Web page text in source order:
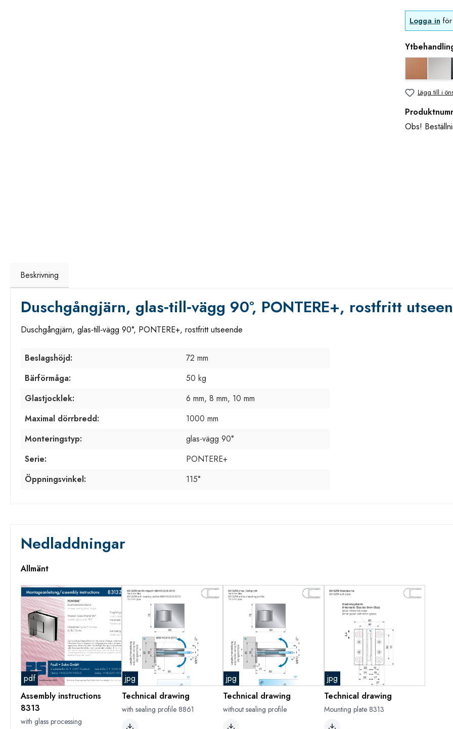
Logga in
Lägg till i
Obs!
Beskrivning
Duschgångjärn, glas‑till‑vägg 90°, PONTERE+, rostfritt
Duschgångjärn, glas‑till‑vägg 90°, PONTERE+, rostfritt utseende
Beslagshöjd:
72 mm
Bärförmåga:
50 kg
Glastjocklek:
6 mm, 8 mm, 10 mm
Maximal dörrbredd:
1000 mm
Monteringstyp:
glas-vägg 90°
Serie:
PONTERE+
Öppningsvinkel:
115°
Nedladdningar
Allmänt
pdf
Assembly instructions
8313
with glass processing
jpg
Technical drawing
with sealing profile 8861
jpg
Technical drawing
without sealing profile
jpg
Technical drawing
Mounting plate 8313